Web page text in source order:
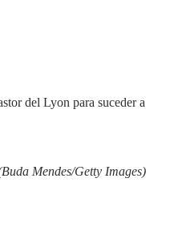
del Lyon para suceder a
Mendes/Getty Images)